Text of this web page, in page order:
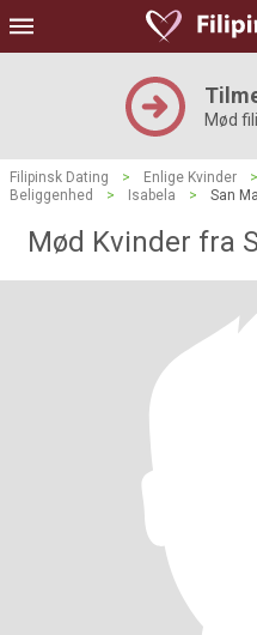
Mød
Filipinsk Dating > Enlige Kvinder >
Beliggenhed
> Isabela > San
Mød Kvinder fra